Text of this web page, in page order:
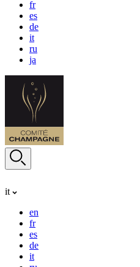
fr
es
de
it
ru
ja
it
en
fr
es
de
it